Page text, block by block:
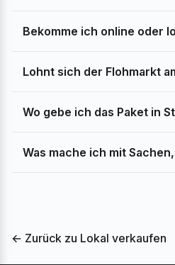
Bekomme ich online oder
Lohnt sich der Flohmarkt
Wo gebe ich das Paket in
Was mache ich mit
← Zurück zu Lokal verkaufen